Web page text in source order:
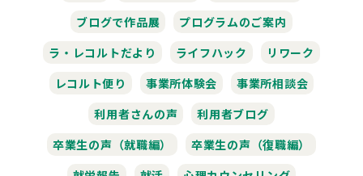
ブログで作品展
プログラムのご案内
ラ・レコルトだより
ライフハック
リワーク
レコルト便り
事業所体験会
事業所相談会
利用者さんの声
利用者ブログ
卒業生の声（就職編）
卒業生の声（復職編）